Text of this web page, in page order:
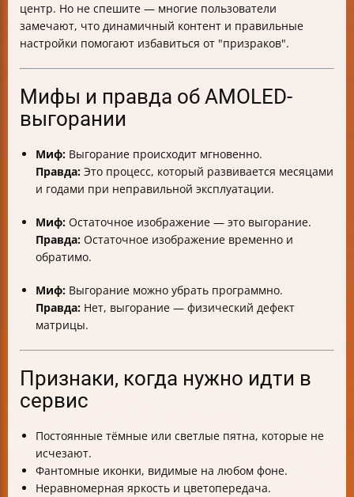
центр. Но не спешите — многие пользователи
замечают, что динамичный контент и правильные
настройки помогают избавиться от "призраков".
Мифы и правда об AMOLED-
выгорании
Миф: Выгорание происходит мгновенно.
Правда: Это процесс, который развивается месяцами
и годами при неправильной эксплуатации.
Миф: Остаточное изображение — это выгорание.
Правда: Остаточное изображение временно и
обратимо.
Миф: Выгорание можно убрать программно.
Правда: Нет, выгорание — физический дефект
матрицы.
Признаки, когда нужно идти в
сервис
Постоянные тёмные или светлые пятна, которые не
исчезают.
Фантомные иконки, видимые на любом фоне.
Неравномерная яркость и цветопередача.